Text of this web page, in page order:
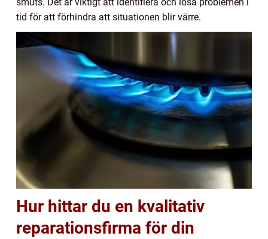
tid för att förhindra att situationen blir värre.
Hur hittar du en kvalitativ
reparationsfirma för din